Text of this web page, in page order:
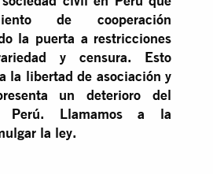
de cooperación
la puerta a restricciones
y censura. Esto
la libertad de asociación y
un deterioro del
Perú. Llamamos a la
la ley.